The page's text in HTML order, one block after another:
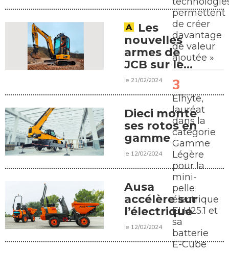
Les
nouvelles
armes de
JCB sur le
segment des
mini-pelles
le 21/02/2024
Dieci monte
ses rotos en
gamme
le 12/02/2024
Ausa
accélère sur
l’électrique
le 12/02/2024
permettent
de créer
davantage
de valeur
ajoutée »
Elhyte,
lauréat
dans la
catégorie
Gamme
Légère
pour la
mini-
pelle
électrique
ELH25.1 et
sa
batterie
E-Cube